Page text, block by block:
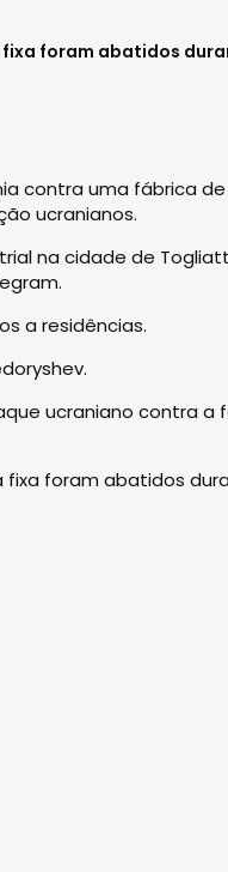
fixa foram abatidos
contra uma fábrica
ucranianos.
na cidade de
a residências.
ucraniano contra a
fixa foram abatidos